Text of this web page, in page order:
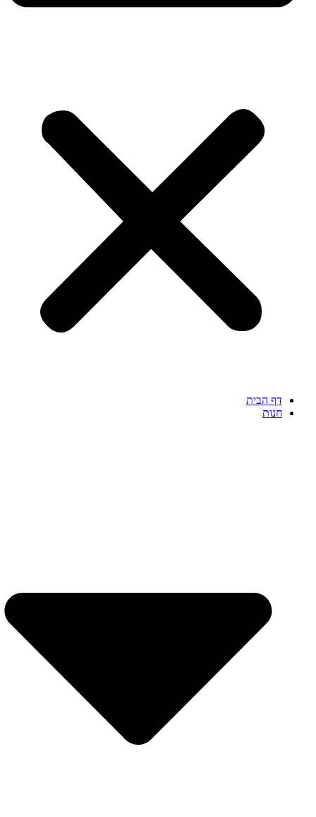
דף הבית
חנות